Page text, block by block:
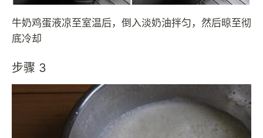
牛奶鸡蛋液凉至室温后，倒入淡奶油拌匀，然后晾至彻
底冷却
步骤 3